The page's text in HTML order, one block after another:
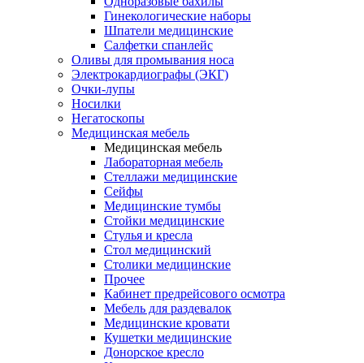
Гинекологические наборы
Шпатели медицинские
Салфетки спанлейс
Оливы для промывания носа
Электрокардиографы (ЭКГ)
Очки-лупы
Носилки
Негатоскопы
Медицинская мебель
Медицинская мебель
Лабораторная мебель
Стеллажи медицинские
Сейфы
Медицинские тумбы
Стойки медицинские
Cтулья и кресла
Стол медицинский
Столики медицинские
Прочее
Кабинет предрейсового осмотра
Мебель для раздевалок
Медицинские кровати
Кушетки медицинские
Донорское кресло